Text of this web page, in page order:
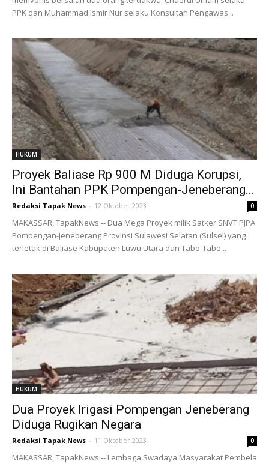
PPK dan Muhammad Ismir Nur selaku Konsultan Pengawas...
HUKUM
Proyek Baliase Rp 900 M Diduga Korupsi,
Ini Bantahan PPK Pompengan-Jeneberang...
Redaksi Tapak News - 12 Oktober 2023 0
MAKASSAR, TapakNews -- Dua Mega Proyek milik Satker SNVT PJPA
Pompengan-Jeneberang Provinsi Sulawesi Selatan (Sulsel) yang
terletak di Baliase Kabupaten Luwu Utara dan Tabo-Tabo...
HUKUM
Dua Proyek Irigasi Pompengan Jeneberang
Diduga Rugikan Negara
Redaksi Tapak News - 11 Oktober 2023 0
MAKASSAR, TapakNews -- Lembaga Swadaya Masyarakat Pembela